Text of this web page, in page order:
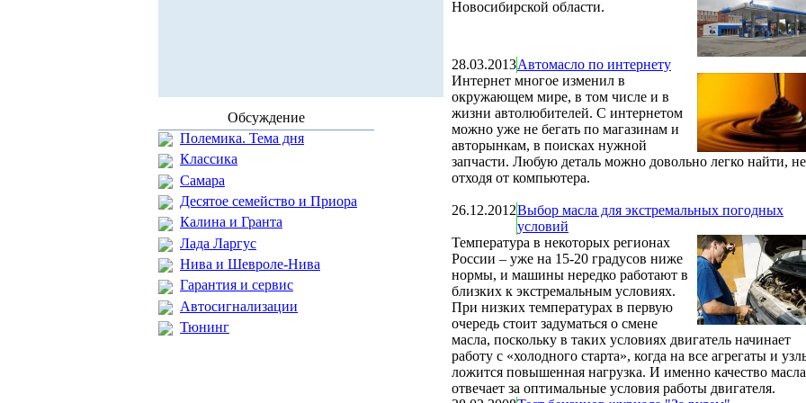
Обсуждение
Полемика. Тема дня
Классика
Самара
Десятое семейство и Приора
Калина и Гранта
Лада Ларгус
Нива и Шевроле-Нива
Гарантия и сервис
Автосигнализации
Тюнинг
Новосибирской области.
28.03.2013Автомасло по интернету
Интернет многое изменил в
окружающем мире, в том числе и в
жизни автолюбителей. С интернетом
можно уже не бегать по магазинам и
авторынкам, в поисках нужной
запчасти. Любую деталь можно довольно легко найти, не
отходя от компьютера.
26.12.2012Выбор масла для экстремальных погодных
условий
Температура в некоторых регионах
России – уже на 15-20 градусов ниже
нормы, и машины нередко работают в
близких к экстремальным условиях.
При низких температурах в первую
очередь стоит задуматься о смене
масла, поскольку в таких условиях двигатель начинает
работу с «холодного старта», когда на все агрегаты и
ложится повышенная нагрузка. И именно качество масла
отвечает за оптимальные условия работы двигателя.